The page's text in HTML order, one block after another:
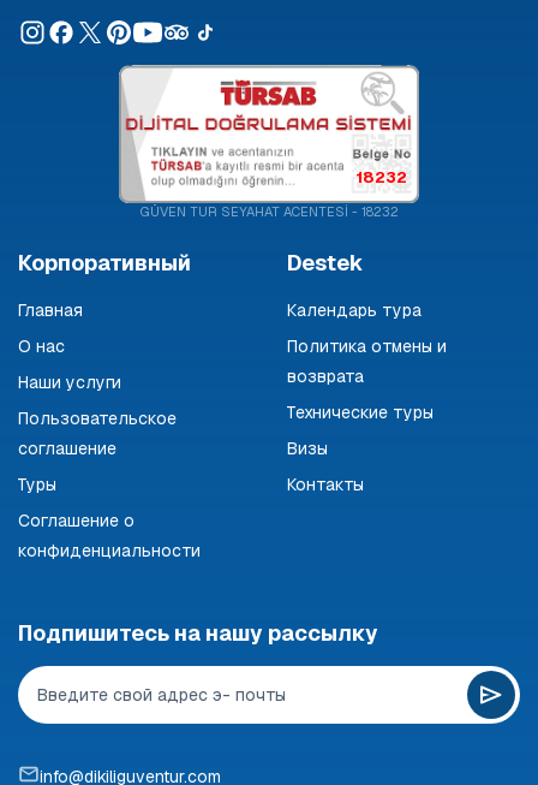
18232
GÜVEN TUR SEYAHAT ACENTESİ - 18232
Корпоративный
Главная
О нас
Наши услуги
Пользовательское
соглашение
Туры
Соглашение о
конфиденциальности
Destek
Календарь тура
Политика отмены и
возврата
Технические туры
Визы
Контакты
Подпишитесь на нашу рассылку
info@dikiliguventur.com